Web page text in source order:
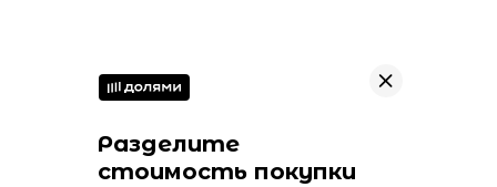
Разделите
стоимость покупки